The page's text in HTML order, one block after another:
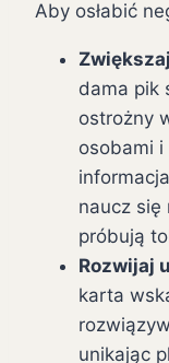
Aby osłabić
dama pik
ostrożny
osobami i
naucz się
próbują
Rozwijaj
karta
unikając